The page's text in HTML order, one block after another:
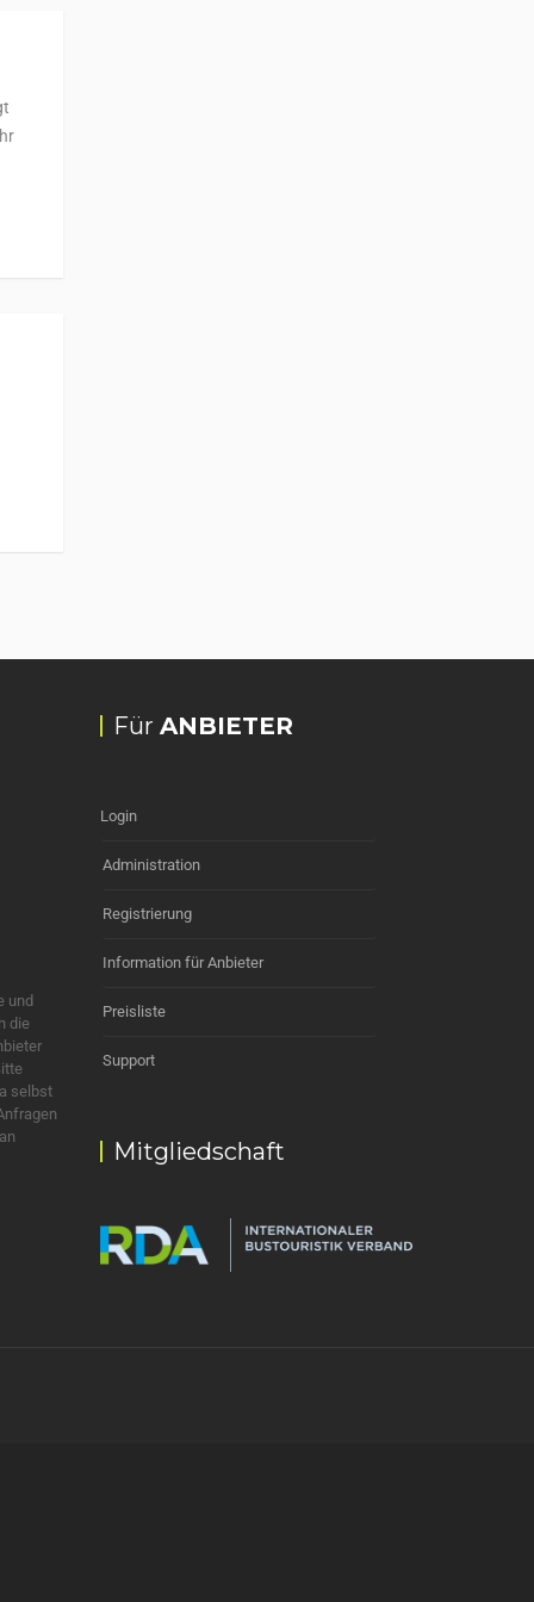
und
die
selbst
Für ANBIETER
Login
Administration
Registrierung
Information für Anbieter
Preisliste
Support
Mitgliedschaft